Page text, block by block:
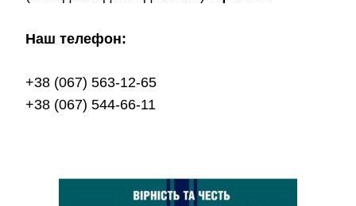
Наш телефон:
+38 (067) 563-12-65
+38 (067) 544-66-11